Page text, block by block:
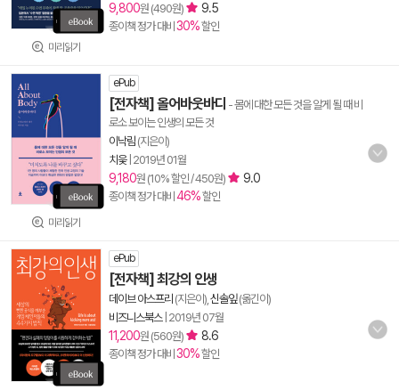
미리읽기
9,800원 (490원) 9.5
종이책 정가 대비 30%할인
미리읽기
ePub
[전자책] 올어바웃바디 - 몸에 대한 모든 것을 알게 될 때 비
로소 보이는 인생의 모든 것
이낙림 (지은이)
치읓| 2019년 01월
9,180원 (10% 할인 / 450원) 9.0
종이책 정가 대비 46%할인
ePub
[전자책] 최강의 인생
데이브 아스프리 (지은이), 신솔잎(옮긴이)
비즈니스북스| 2019년 07월
11,200원 (560원) 8.6
종이책 정가 대비 30%할인